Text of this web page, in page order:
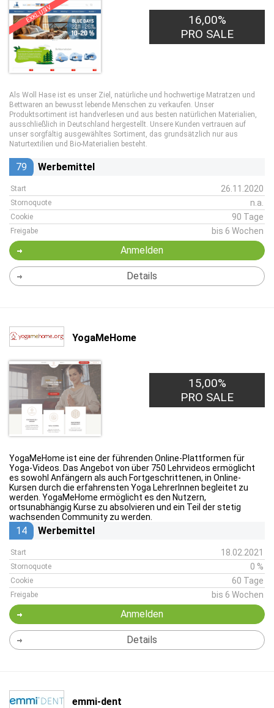
EXKLUSIV
16,00%
PRO SALE
Als Woll Hase ist es unser Ziel, natürliche und hochwertige Matratzen und
Bettwaren an bewusst lebende Menschen zu verkaufen. Unser
Produktsortiment ist handverlesen und aus besten natürlichen Materialien,
ausschließlich in Deutschland hergestellt. Unsere Kunden vertrauen auf
unser sorgfältig ausgewähltes Sortiment, das grundsätzlich nur aus
Naturtextilien und Bio-Materialien besteht.
79 Werbemittel
Start 26.11.2020
Stornoquote n.a.
Cookie 90 Tage
Freigabe bis 6 Wochen
Anmelden
Details
YogaMeHome
15,00%
PRO SALE
YogaMeHome ist eine der führenden Online-Plattformen für
Yoga-Videos. Das Angebot von über 750 Lehrvideos ermöglicht
es sowohl Anfängern als auch Fortgeschrittenen, in Online-
Kursen durch die erfahrensten Yoga LehrerInnen begleitet zu
werden. YogaMeHome ermöglicht es den Nutzern,
ortsunabhängig Kurse zu absolvieren und ein Teil der stetig
wachsenden Community zu werden.
14 Werbemittel
Start 18.02.2021
Stornoquote 0 %
Cookie 60 Tage
Freigabe bis 6 Wochen
Anmelden
Details
emmi-dent